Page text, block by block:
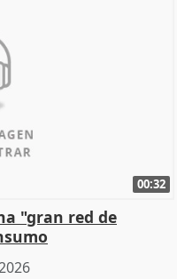
00:32
"gran red de